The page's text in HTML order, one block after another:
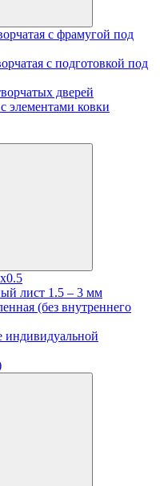
с фрамугой под
с подготовкой под
дверей
элементами ковки
лист 1.5 – 3 мм
(без внутреннего
индивидуальной